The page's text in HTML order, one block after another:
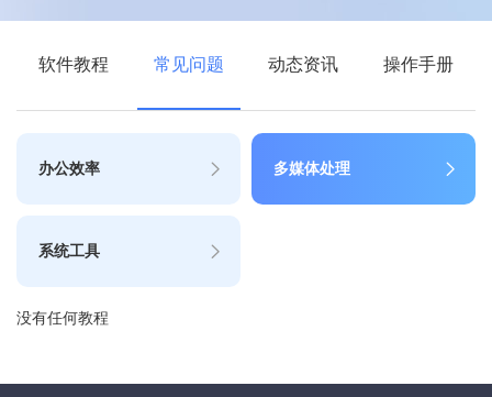
软件教程 常见问题 动态资讯 操作手册
办公效率 多媒体处理
系统工具
没有任何教程